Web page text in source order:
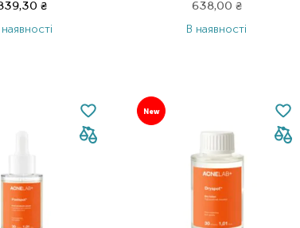
₴ 638,00 ₴
В наявності
New